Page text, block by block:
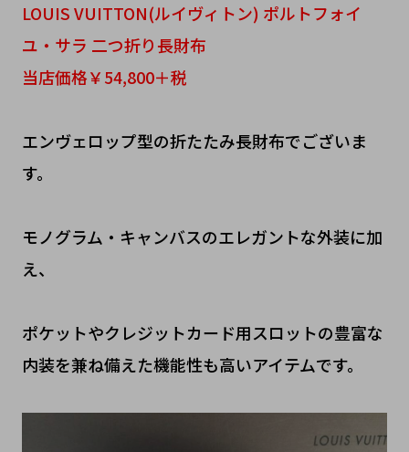
LOUIS VUITTON(ルイヴィトン) ポルトフォイ
ユ・サラ 二つ折り長財布
当店価格￥54,800＋税
エンヴェロップ型の折たたみ長財布でございま
す。
モノグラム・キャンバスのエレガントな外装に加
え、
ポケットやクレジットカード用スロットの豊富な
内装を兼ね備えた機能性も高いアイテムです。